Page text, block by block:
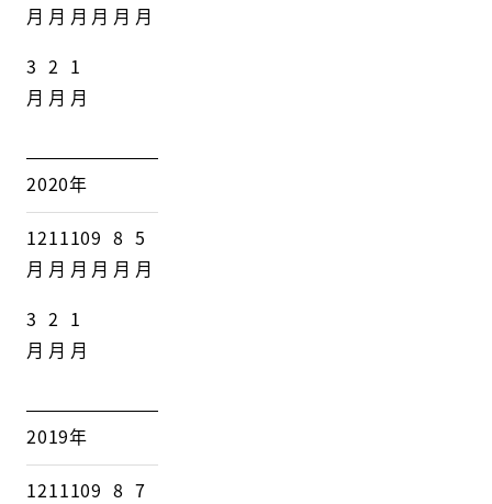
月 月 月 月 月 月
3
月
2
月
1
月
2020年
12
月
11
月
10
月
9
月
8
月
5
月
3
月
2
月
1
月
2019年
1211109 8 7